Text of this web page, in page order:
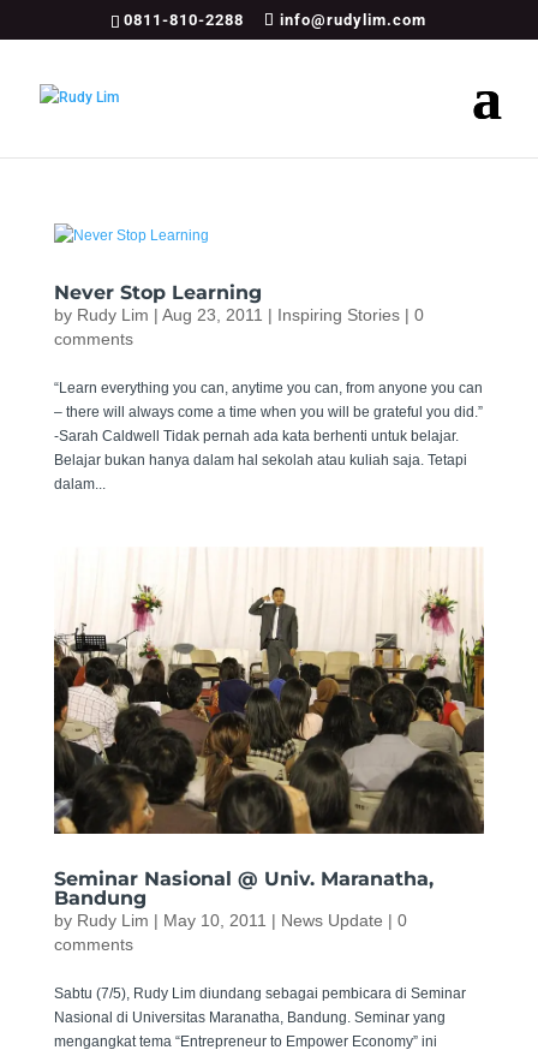
0811-810-2288 info@rudylim.com
Never Stop Learning
by Rudy Lim | Aug 23, 2011 | Inspiring Stories| 0
comments
“Learn everything you can, anytime you can, from anyone you can
– there will always come a time when you will be grateful you did.”
-Sarah Caldwell Tidak pernah ada kata berhenti untuk belajar.
Belajar bukan hanya dalam hal sekolah atau kuliah saja. Tetapi
dalam...
Seminar Nasional @ Univ. Maranatha,
Bandung
by Rudy Lim | May 10, 2011 | News Update | 0
comments
Sabtu (7/5), Rudy Lim diundang sebagai pembicara di Seminar
Nasional di Universitas Maranatha, Bandung. Seminar yang
mengangkat tema “Entrepreneur to Empower Economy” ini